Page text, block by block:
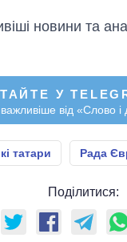
новини та
У
від «Слово і
татари Рада
Поділитися: